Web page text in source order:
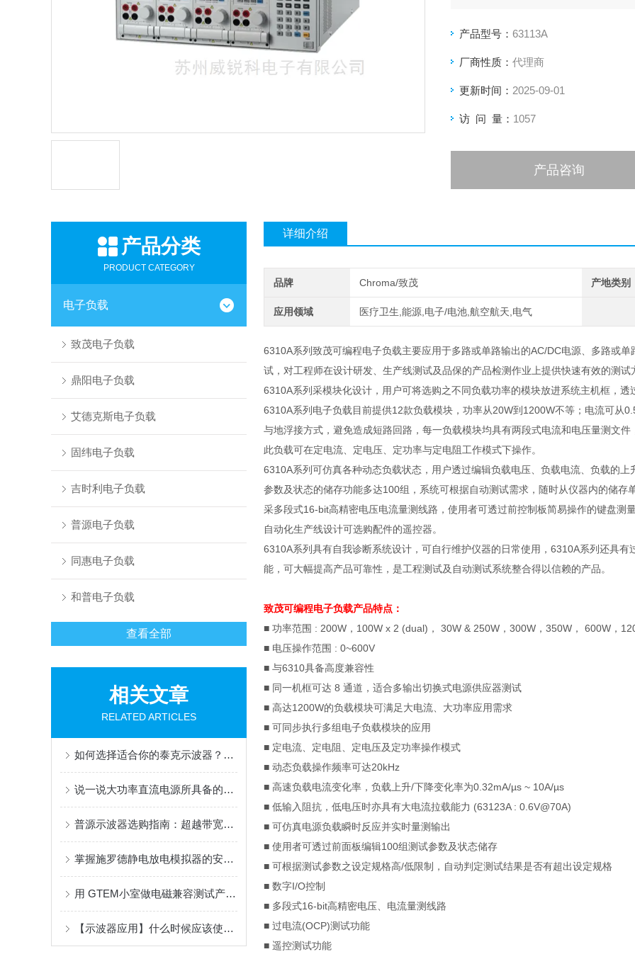
产品型号： 63113A
厂商性质： 代理商
更新时间： 2025-09-01
访 问 量： 1057
产品咨询
产品分类
PRODUCT CATEGORY
电子负载
致茂电子负载
鼎阳电子负载
艾德克斯电子负载
固纬电子负载
吉时利电子负载
普源电子负载
同惠电子负载
和普电子负载
查看全部
相关文章
RELATED ARTICLES
如何选择适合你的泰克示波器？完整购买指南
说一说大功率直流电源所具备的优点
普源示波器选购指南：超越带宽与采样率的关键三大参数
掌握施罗德静电放电模拟器的安全使用秘籍
用 GTEM小室做电磁兼容测试产品的辐射抗扰度和辐射骚扰发射的测量试验
【示波器应用】什么时候应该使用示波器的交流耦合？
详细介绍
品牌 Chroma/致茂 产地类别
应用领域 医疗卫生,能源,电子/电池,航空航天,电气
6310A系列致茂可编程电子负载主要应用于多路或单路输出的AC/DC电源、多路或
试，对工程师在设计研发、生产线测试及品保的产品检测作业上提供快速有效的测试
6310A系列采模块化设计，用户可将选购之不同负载功率的模块放进系统主机框，透
6310A系列电子负载目前提供12款负载模块，功率从20W到 1200W不等；电流可从
与地浮接方式，避免造成短路回路，每一负载模块均具有两段式电流和电压量测文件
此负载可在定电流、定电压、定功率与定电阻工作模式下操作。
6310A系列可仿真各种动态负载状态，用户透过编辑负载电压、负载电流、负载的上
参数及状态的储存功能多达100组，系统可根据自动测试需求，随时从仪器内的储存
采多段式16-bit高精密电压电流量测线路，使用者可透过前控制板简易操作的键盘测
自动化生产线设计可选购配件的遥控器。
6310A系列具有自我诊断系统设计，可自行维护仪器的日常使用， 6310A系列还具有
能，可大幅提高产品可靠性，是工程测试及自动测试系统整合得以信赖的产品。
致茂可编程电子负载产品特点：
■ 功率范围 : 200W ， 100W x 2 (dual) ， 30W & 250W ， 300W ， 350W ， 600W ，
■ 电压操作范围 : 0~600V
■ 与6310具备高度兼容性
■ 同一机框可达 8 通道，适合多输出切换式电源供应器测试
■ 高达1200W的负载模块可满足大电流、大功率应用需求
■ 可同步执行多组电子负载模块的应用
■ 定电流、定电阻、定电压及定功率操作模式
■ 动态负载操作频率可达20kHz
■ 高速负载电流变化率，负载上升/下降变化率为0.32mA/µs ~ 10A/µs
■ 低输入阻抗，低电压时亦具有大电流拉载能力 (63123A : 0.6V@70A)
■ 可仿真电源负载瞬时反应并实时量测输出
■ 使用者可透过前面板编辑100组测试参数及状态储存
■ 可根据测试参数之设定规格高/低限制，自动判定测试结果是否有超出设定规格
■ 数字I/O控制
■ 多段式16-bit高精密电压、电流量测线路
■ 过电流(OCP)测试功能
■ 遥控测试功能